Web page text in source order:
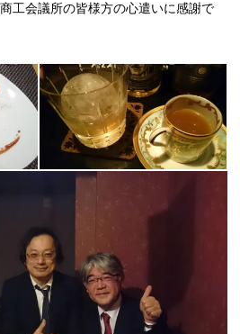
工会議所の皆様方の心遣いに感謝で